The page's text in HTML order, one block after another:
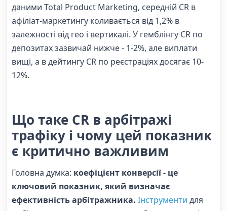
даними Total Product Marketing, середній CR в
афіліат-маркетингу коливається від 1,2% в
залежності від гео і вертикалі. У гемблінгу CR по
депозитах зазвичай нижче - 1-2%, але виплати
вищі, а в дейтингу CR по реєстраціях досягає 10-
12%.
Що таке CR в арбітражі
трафіку і чому цей показник
є критично важливим
Головна думка: коефіцієнт конверсії - це
ключовий показник, який визначає
ефективність арбітражника. Інструменти для